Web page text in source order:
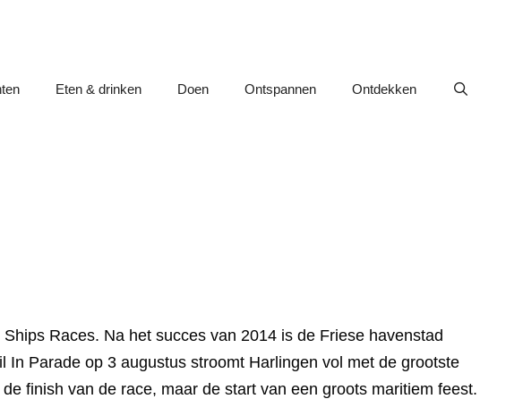
Eten & drinken Doen Ontspannen Ontdekken
Races. Na het succes van 2014 is de Friese havenstad
Parade op 3 augustus stroomt Harlingen vol met de grootste
finish van de race, maar de start van een groots maritiem feest.